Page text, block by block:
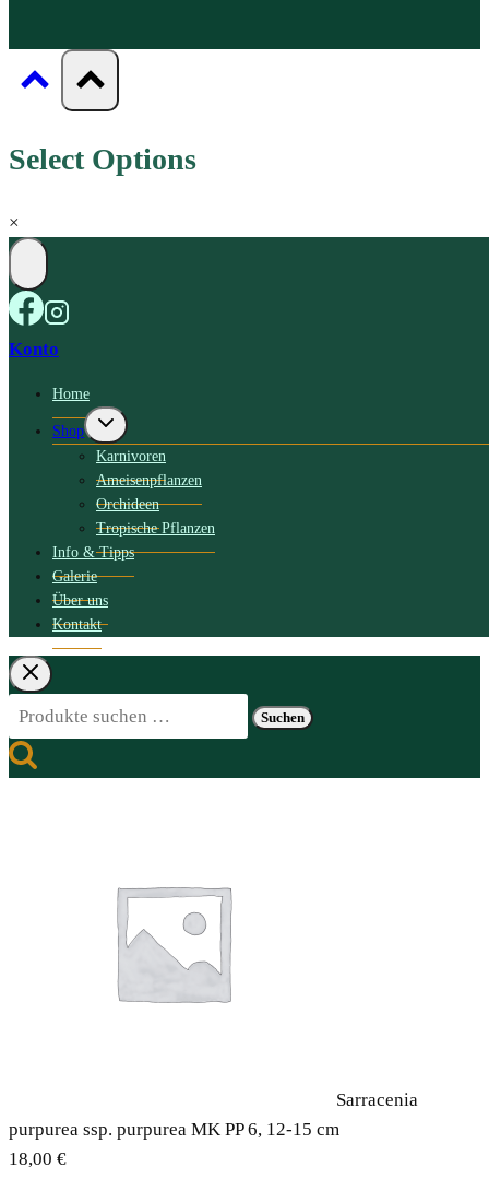
Select Options
×
Konto
Home
Shop
Untermenü
umschalten
Karnivoren
Ameisenpflanzen
Orchideen
Tropische Pflanzen
Info & Tipps
Galerie
Über uns
Kontakt
Suchen
nach:
Suchen
Sarracenia
purpurea ssp. purpurea MK PP 6, 12-15 cm
18,00 €